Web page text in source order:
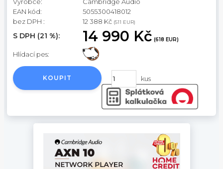
EAN kód:
5055300418012
bez DPH :
12 388 Kč (511 EUR)
S DPH (21 %): 14 990 Kč (618 EUR)
Hlídací pes:
kus
KOUPIT